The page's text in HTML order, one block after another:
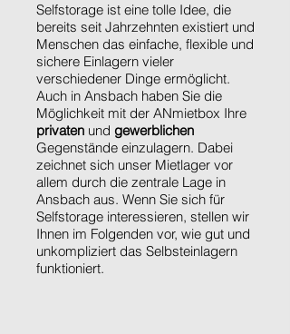
Selfstorage ist eine tolle Idee, die
bereits seit Jahrzehnten existiert und
Menschen das einfache, flexible und
sichere Einlagern vieler
verschiedener Dinge ermöglicht.
Auch in Ansbach haben Sie die
Möglichkeit mit der ANmietbox Ihre
privaten und gewerblichen
Gegenstände einzulagern. Dabei
zeichnet sich unser Mietlager vor
allem durch die zentrale Lage in
Ansbach aus. Wenn Sie sich für
Selfstorage interessieren, stellen wir
Ihnen im Folgenden vor, wie gut und
unkompliziert das Selbsteinlagern
funktioniert.